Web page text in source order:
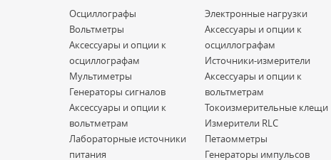
Осциллографы
Вольтметры
Аксессуары и опции к
осциллографам
Мультиметры
Генераторы сигналов
Аксессуары и опции к
вольтметрам
Лабораторные источники
питания
Электронные нагрузки
Аксессуары и опции к
осциллографам
Источники-измерители
Аксессуары и опции к
вольтметрам
Токоизмерительные клещи
Измерители RLC
Петаомметры
Генераторы импульсов